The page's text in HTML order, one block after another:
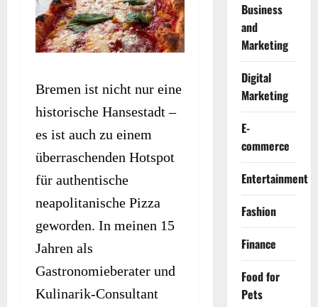
Bremen ist nicht nur eine
historische Hansestadt –
es ist auch zu einem
überraschenden Hotspot
für authentische
neapolitanische Pizza
geworden. In meinen 15
Jahren als
Gastronomieberater und
Kulinarik-Consultant
Business
and
Marketing
Digital
Marketing
E-
commerce
Entertainment
Fashion
Finance
Food for
Pets